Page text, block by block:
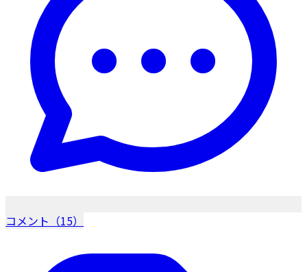
コメント（15）